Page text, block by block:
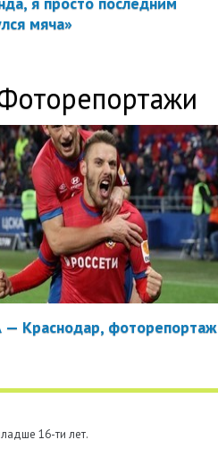
мяча»
Краснодар, фоторепортаж
16-ти лет.